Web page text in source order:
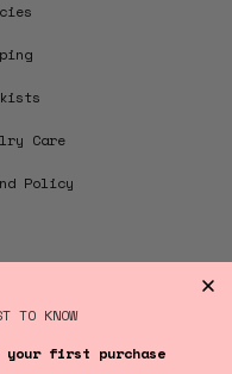
Care
Policy
TO KNOW
your first purchase